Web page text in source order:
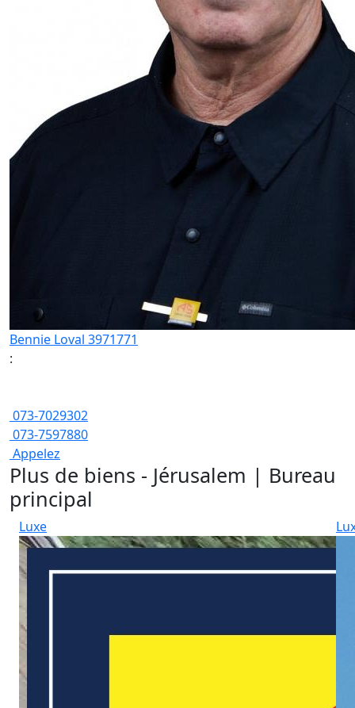
Bennie Loval 3971771
:
073-7029302
073-7597880
Appelez
Plus de biens - Jérusalem | Bureau
principal
Luxe